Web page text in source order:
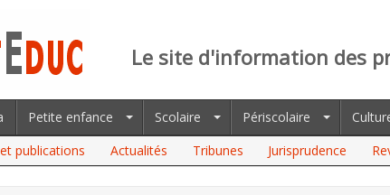
Le site d'information des
Petite enfance Scolaire Périscolaire
publications
Actualités Tribunes Jurisprudence